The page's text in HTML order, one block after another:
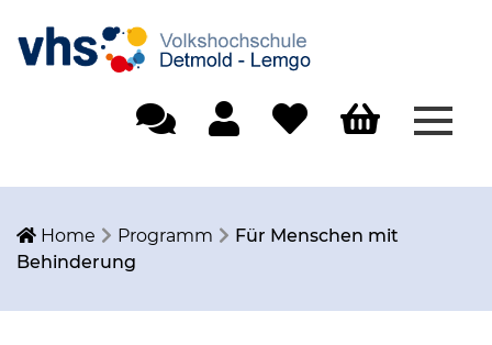
Home Programm
Für Menschen mit
Behinderung